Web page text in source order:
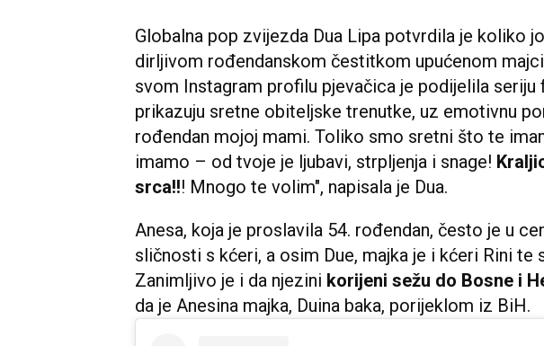
Globalna pop zvijezda Dua Lipa potvrdila je koliko
dirljivom rođendanskom čestitkom upućenom
svom Instagram profilu pjevačica je podijelila
prikazuju sretne obiteljske trenutke, uz emotivnu
rođendan mojoj mami. Toliko smo sretni što te
imamo – od tvoje je ljubavi, strpljenja i snage!
srca!!! Mnogo te volim", napisala je Dua.
Anesa, koja je proslavila 54. rođendan, često je u
sličnosti s kćeri, a osim Due, majka je i kćeri Rini te
Zanimljivo je i da njezini korijeni sežu do Bosne i
da je Anesina majka, Duina baka, porijeklom iz BiH.